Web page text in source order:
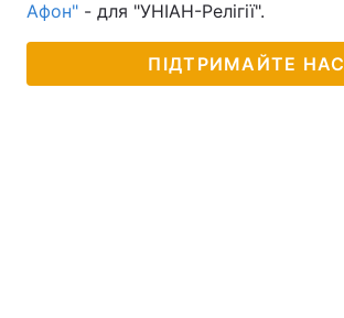
Афон" - для "УНІАН-Релігії".
ПІДТРИМАЙТЕ НАС